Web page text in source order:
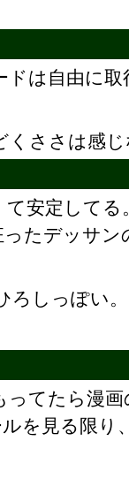
は自由に取
ささは感じ
て安定して
たデッサン
ろしっぽい。
てたら漫画
を見る限り